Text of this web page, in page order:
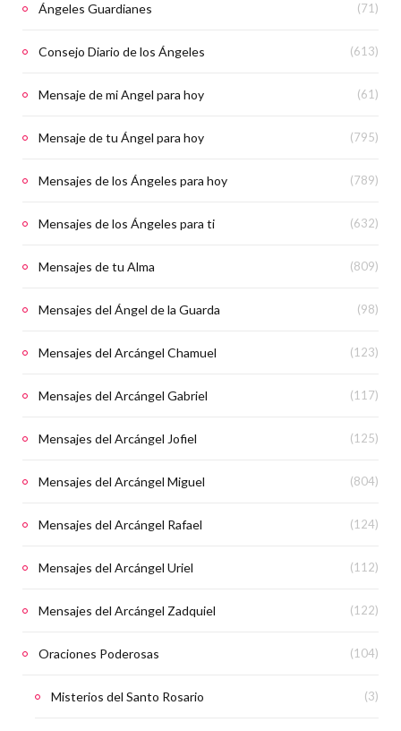
Ángeles Guardianes (71)
Consejo Diario de los Ángeles (613)
Mensaje de mi Angel para hoy (61)
Mensaje de tu Ángel para hoy (795)
Mensajes de los Ángeles para hoy (789)
Mensajes de los Ángeles para ti (632)
Mensajes de tu Alma (809)
Mensajes del Ángel de la Guarda (98)
Mensajes del Arcángel Chamuel (123)
Mensajes del Arcángel Gabriel (117)
Mensajes del Arcángel Jofiel (125)
Mensajes del Arcángel Miguel (804)
Mensajes del Arcángel Rafael (124)
Mensajes del Arcángel Uriel (112)
Mensajes del Arcángel Zadquiel (122)
Oraciones Poderosas (104)
Misterios del Santo Rosario (3)